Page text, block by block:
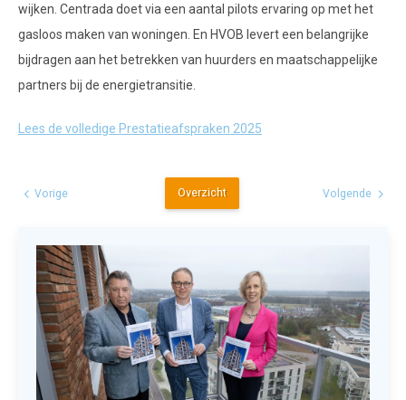
wijken. Centrada doet via een aantal pilots ervaring op met het
gasloos maken van woningen. En HVOB levert een belangrijke
bijdragen aan het betrekken van huurders en maatschappelijke
partners bij de energietransitie.
Lees de volledige Prestatieafspraken 2025
Volgende
Overzicht
Vorige